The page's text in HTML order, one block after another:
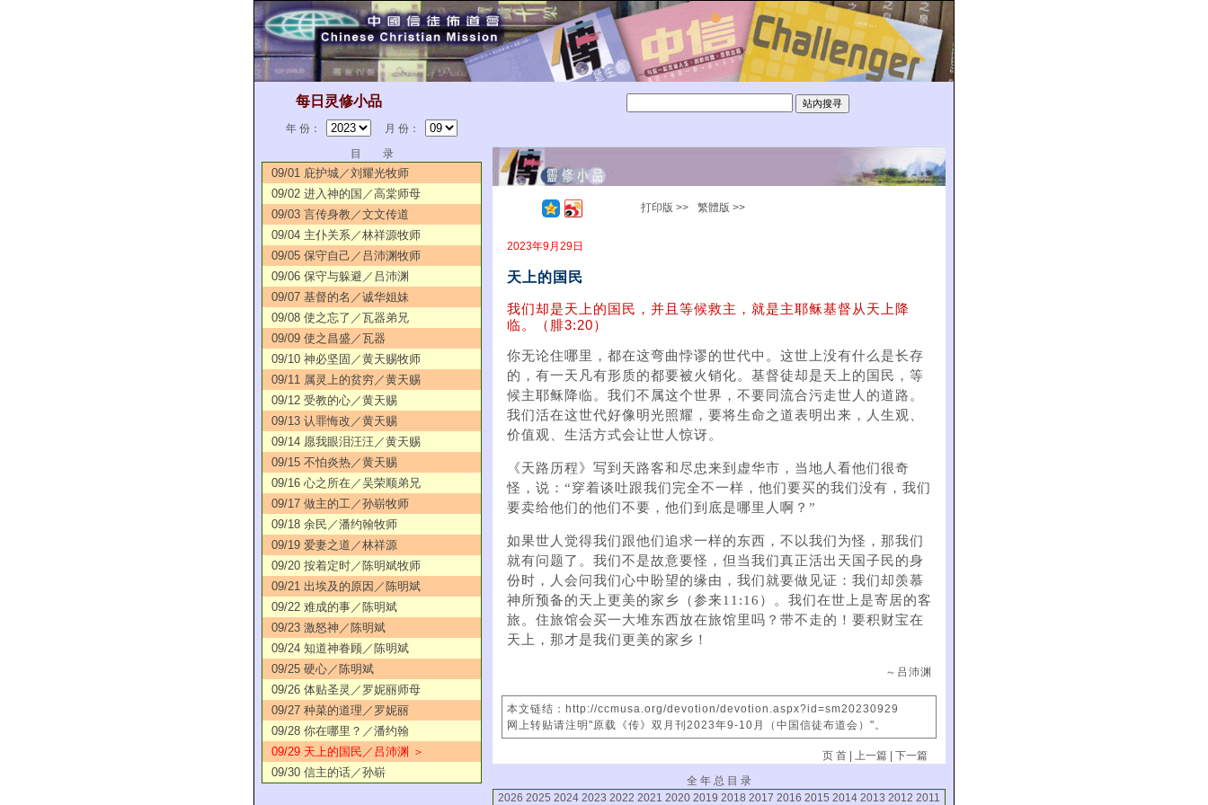
每日灵修小品
年 份：
月 份：
目 录
09/01 庇护城／刘耀光牧师
09/02 进入神的国／高棠师母
09/03 言传身教／文文传道
09/04 主仆关系／林祥源牧师
09/05 保守自己／吕沛渊牧师
09/06 保守与躲避／吕沛渊
09/07 基督的名／诚华姐妹
09/08 使之忘了／瓦器弟兄
09/09 使之昌盛／瓦器
09/10 神必坚固／黄天赐牧师
09/11 属灵上的贫穷／黄天赐
09/12 受教的心／黄天赐
09/13 认罪悔改／黄天赐
09/14 愿我眼泪汪汪／黄天赐
09/15 不怕炎热／黄天赐
09/16 心之所在／吴荣顺弟兄
09/17 做主的工／孙崭牧师
09/18 余民／潘约翰牧师
09/19 爱妻之道／林祥源
09/20 按着定时／陈明斌牧师
09/21 出埃及的原因／陈明斌
09/22 难成的事／陈明斌
09/23 激怒神／陈明斌
09/24 知道神眷顾／陈明斌
09/25 硬心／陈明斌
09/26 体贴圣灵／罗妮丽师母
09/27 种菜的道理／罗妮丽
09/28 你在哪里？／潘约翰
09/29 天上的国民／吕沛渊 ＞
09/30 信主的话／孙崭
打印版 >> 繁體版 >>
2023年9月29日
天上的国民
我们却是天上的国民，并且等候救主，就是主耶稣基督从天上降
临。（腓3:20）
你无论住哪里，都在这弯曲悖谬的世代中。这世上没有什么是长存
的，有一天凡有形质的都要被火销化。基督徒却是天上的国民，等
候主耶稣降临。我们不属这个世界，不要同流合污走世人的道路。
我们活在这世代好像明光照耀，要将生命之道表明出来，人生观、
价值观、生活方式会让世人惊讶。
《天路历程》写到天路客和尽忠来到虚华市，当地人看他们很奇
怪，说：“穿着谈吐跟我们完全不一样，他们要买的我们没有，我们
要卖给他们的他们不要，他们到底是哪里人啊？”
如果世人觉得我们跟他们追求一样的东西，不以我们为怪，那我们
就有问题了。我们不是故意要怪，但当我们真正活出天国子民的身
份时，人会问我们心中盼望的缘由，我们就要做见证：我们却羡慕
神所预备的天上更美的家乡（参来11:16）。我们在世上是寄居的客
旅。住旅馆会买一大堆东西放在旅馆里吗？带不走的！要积财宝在
天上，那才是我们更美的家乡！
～吕沛渊
本文链结：http://ccmusa.org/devotion/devotion.aspx?id=sm20230929
网上转贴请注明"原载《传》双月刊2023年9-10月（中国信徒布道会）"。
页 首 |上一篇 |下一篇
全 年 总 目 录
2026 2025 2024 2023 2022 2021 2020 2019 2018 2017 2016 2015 2014 2013 2012 2011